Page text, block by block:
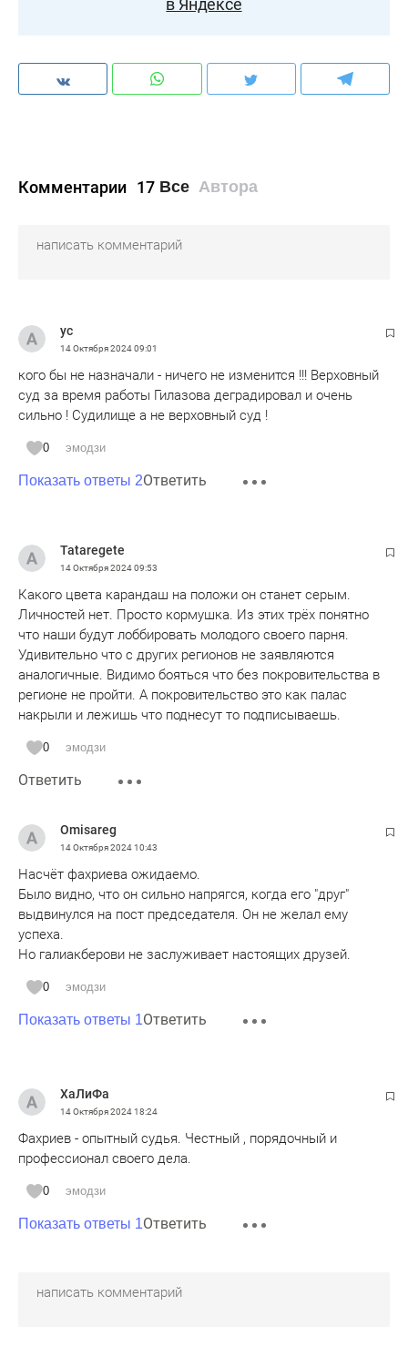
в Яндексе
Комментарии 17 Все Автора
ус
14 Октября 202409:01
кого бы не назначали - ничего не изменится !!! Верховный
суд за время работы Гилазова деградировал и очень
сильно ! Судилище а не верховный суд !
0 эмодзи
Показать ответы 2Ответить
Tataregete
14 Октября 202409:53
Какого цвета карандаш на положи он станет серым.
Личностей нет. Просто кормушка. Из этих трёх понятно
что наши будут лоббировать молодого своего парня.
Удивительно что с других регионов не заявляются
аналогичные. Видимо бояться что без покровительства в
регионе не пройти. А покровительство это как палас
накрыли и лежишь что поднесут то подписываешь.
0 эмодзи
Ответить
Omisareg
14 Октября 202410:43
Насчёт фахриева ожидаемо.
Было видно, что он сильно напрягся, когда его "друг"
выдвинулся на пост председателя. Он не желал ему
успеха.
Но галиакберови не заслуживает настоящих друзей.
0 эмодзи
Показать ответы 1Ответить
ХаЛиФа
14 Октября 202418:24
Фахриев - опытный судья. Честный , порядочный и
профессионал своего дела.
0 эмодзи
Показать ответы 1Ответить